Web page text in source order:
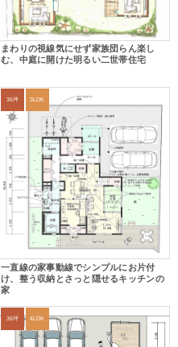
まわりの視線気にせず家族団らん楽し
む、中庭に開けた明るい二世帯住宅
36坪 3LDK
一直線の家事動線でシンプルにお片付
け、整う収納とさっと隠せるキッチンの
家
36坪 4LDK